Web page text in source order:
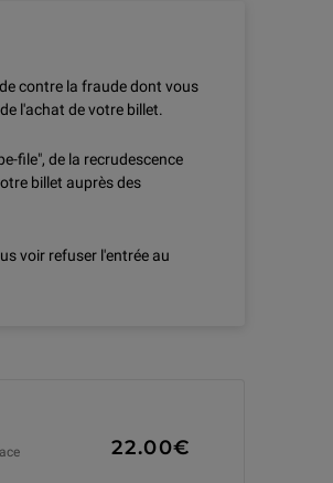
contre la fraude dont vous
l'achat de votre billet.
file", de la recrudescence
billet auprès des
voir refuser l'entrée au
22.00€